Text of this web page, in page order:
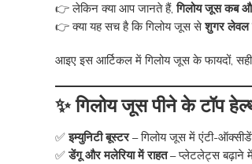
👉 लेकिन क्या आप जानते हैं,गिलोय जूस कब
👉 क्या यह सच है कि गिलोय जूस सेशुगर लेवल
आइए इस आर्टिकल में गिलोय जूस के फायदों,
✨ गिलोय जूस पीने के टॉप
✅इम्युनिटी बूस्टर– गिलोय जूस में एंटी-
✅डेंगू और मलेरिया में राहत– प्लेटलेट्स बढ़ाने में